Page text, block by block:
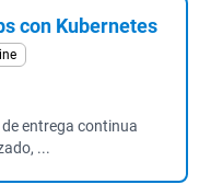
con Kubernetes
entrega continua
...